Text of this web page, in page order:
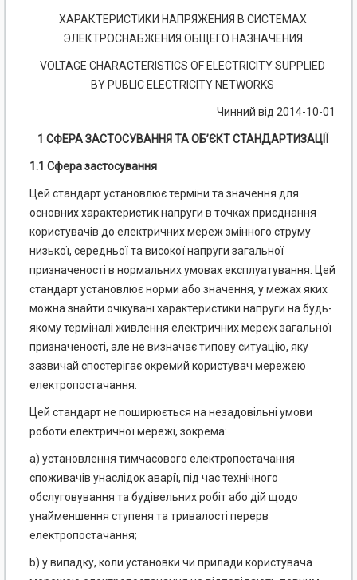
ХАРАКТЕРИСТИКИ НАПРЯЖЕНИЯ В СИСТЕМАХ
ЭЛЕКТРОСНАБЖЕНИЯ ОБЩЕГО НАЗНАЧЕНИЯ
VOLTAGE CHARACTERISTICS OF ELECTRICITY SUPPLIED
BY PUBLIC ELECTRICITY NETWORKS
Чинний від 2014-10-01
1 СФЕРА ЗАСТОСУВАННЯ ТА ОБ’ЄКТ СТАНДАРТИЗАЦІЇ
1.1 Сфера застосування
Цей стандарт установлює терміни та значення для
основних характеристик напруги в точках приєднання
користувачів до електричних мереж змінного струму
низької, середньої та високої напруги загальної
призначеності в нормальних умовах експлуатування. Цей
стандарт установлює норми або значення, у межах яких
можна знайти очікувані характеристики напруги на будь-
якому терміналі живлення електричних мереж загальної
призначеності, але не визначає типову ситуацію, яку
зазвичай спостерігає окремий користувач мережею
електропостачання.
Цей стандарт не поширюється на незадовільні умови
роботи електричної мережі, зокрема:
a) установлення тимчасового електропостачання
споживачів унаслідок аварії, під час технічного
обслуговування та будівельних робіт або дій щодо
унайменшення ступеня та тривалості перерв
електропостачання;
b) у випадку, коли установки чи прилади користувача